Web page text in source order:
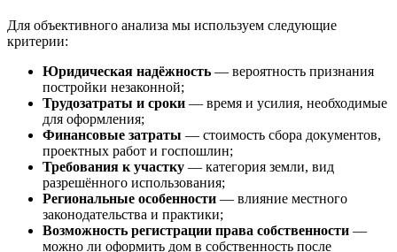
Для объективного анализа мы используем следующие
критерии:
Юридическая надёжность — вероятность признания
постройки незаконной;
Трудозатраты и сроки — время и усилия, необходимые
для оформления;
Финансовые затраты — стоимость сбора документов,
проектных работ и госпошлин;
Требования к участку — категория земли, вид
разрешённого использования;
Региональные особенности — влияние местного
законодательства и практики;
Возможность регистрации права собственности —
можно ли оформить дом в собственность после